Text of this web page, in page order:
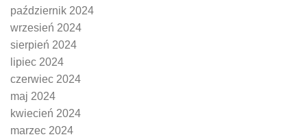
październik 2024
wrzesień 2024
sierpień 2024
lipiec 2024
czerwiec 2024
maj 2024
kwiecień 2024
marzec 2024